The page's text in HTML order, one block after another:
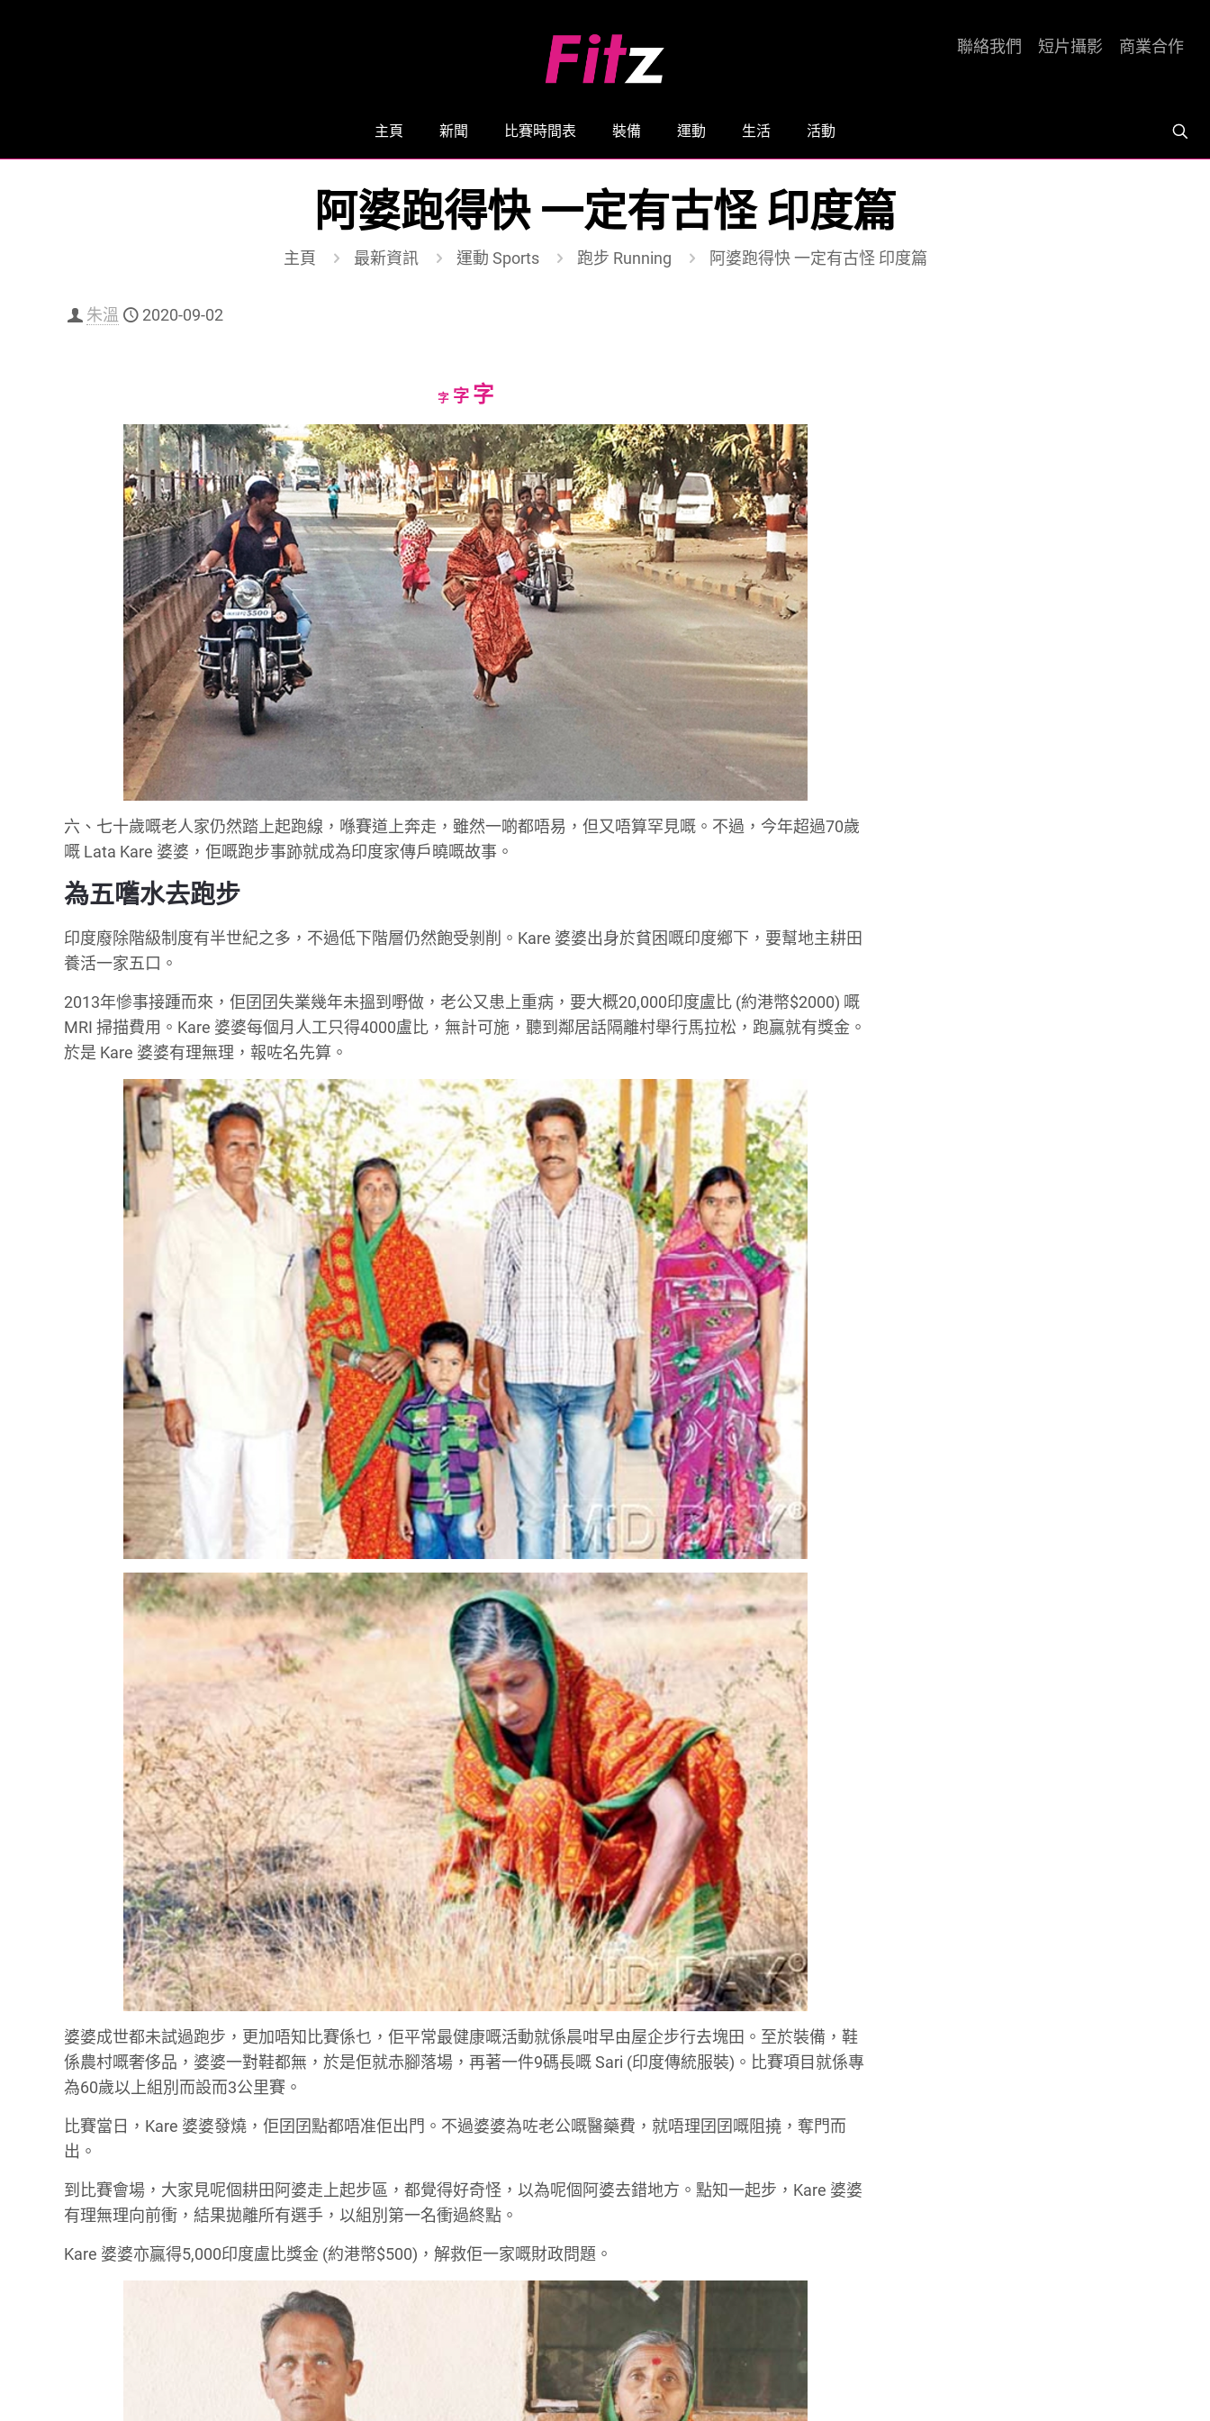
主頁 新聞 比賽時間表 裝備 運動 生活 活動
聯絡我們 短片攝影 商業合作
阿婆跑得快 一定有古怪 印度篇
主頁 最新資訊 運動 Sports 跑步 Running 阿婆跑得快 一定有古怪 印度篇
朱溫 2020-09-02
字Decrease
size.
字Reset
size.
字Increase
font
size.
六、七十歲嘅老人家仍然踏上起跑線，喺賽道上奔走，雖然一啲都唔易，但又唔算罕見嘅。不過，今年超過70歲
嘅 Lata Kare 婆婆，佢嘅跑步事跡就成為印度家傳戶曉嘅故事。
為五嚿水去跑步
印度廢除階級制度有半世紀之多，不過低下階層仍然飽受剝削。Kare 婆婆出身於貧困嘅印度鄉下，要幫地主耕田
養活一家五口。
2013年慘事接踵而來，佢囝囝失業幾年未搵到嘢做，老公又患上重病，要大概20,000印度盧比 (約港幣$2000) 嘅
MRI 掃描費用。Kare 婆婆每個月人工只得4000盧比，無計可施，聽到鄰居話隔離村舉行馬拉松，跑贏就有獎金。
於是 Kare 婆婆有理無理，報咗名先算。
婆婆成世都未試過跑步，更加唔知比賽係乜，佢平常最健康嘅活動就係晨咁早由屋企步行去塊田。至於裝備，鞋
係農村嘅奢侈品，婆婆一對鞋都無，於是佢就赤腳落場，再著一件9碼長嘅 Sari (印度傳統服裝)。比賽項目就係專
為60歲以上組別而設而3公里賽。
比賽當日，Kare 婆婆發燒，佢囝囝點都唔准佢出門。不過婆婆為咗老公嘅醫藥費，就唔理囝囝嘅阻撓，奪門而
出。
到比賽會場，大家見呢個耕田阿婆走上起步區，都覺得好奇怪，以為呢個阿婆去錯地方。點知一起步，Kare 婆婆
有理無理向前衝，結果拋離所有選手，以組別第一名衝過終點。
Kare 婆婆亦贏得5,000印度盧比獎金 (約港幣$500)，解救佢一家嘅財政問題。